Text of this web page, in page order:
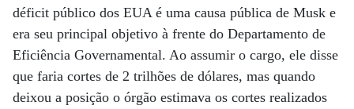
déficit público dos EUA é uma causa pública de Musk e
era seu principal objetivo à frente do Departamento de
Eficiência Governamental. Ao assumir o cargo, ele disse
que faria cortes de 2 trilhões de dólares, mas quando
deixou a posição o órgão estimava os cortes realizados